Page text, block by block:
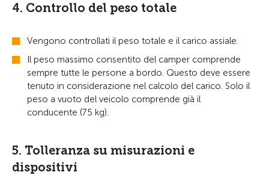
4. Controllo del peso totale
Vengono controllati il peso totale e il carico assiale.
Il peso massimo consentito del camper comprende
sempre tutte le persone a bordo. Questo deve essere
tenuto in considerazione nel calcolo del carico. Solo il
peso a vuoto del veicolo comprende già il
conducente (75 kg).
5. Tolleranza su misurazioni e
dispositivi